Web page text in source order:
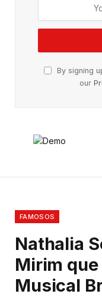
By signing
our
FAMOSOS
Nathalia
Mirim
Musical